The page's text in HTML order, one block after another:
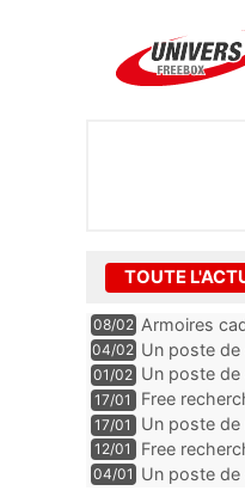
TOUTE
08/02 Armoires
de la fibre
04/02 Un poste de
01/02 Un poste de
17/01 Free
17/01
Un poste de
Seine-Saint-
12/01
Free
et-Marne
04/01 Un poste de